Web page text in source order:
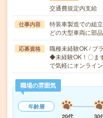
交通費規定内支給
仕事内容
特装車製造での組
どの大型車両に部
応募資格
職種未経験OK / ブ
◆未経験OK！〇ま
で気軽にオンライ
職場の雰囲気
年齢層
20代
30